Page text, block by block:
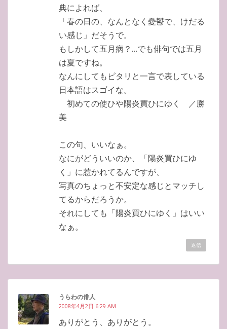
典によれば、
「春の日の、なんとなく憂鬱で、けだる
い感じ」だそうで。
もしかして五月病？…でも俳句では五月
は夏ですね。
なんにしてもピタリと一言で表している
日本語はスゴイな。
初めての使ひや陽炎買ひにゆく ／勝
美
この句、いいなぁ。
なにがどういいのか、「陽炎買ひにゆ
く」に惹かれてるんですが、
写真のちょっと不安定な感じとマッチし
てるからだろうか。
それにしても「陽炎買ひにゆく」はいい
なぁ。
返信
うらわの俳人
2008年4月2日 6:29 AM
ありがとう、ありがとう。